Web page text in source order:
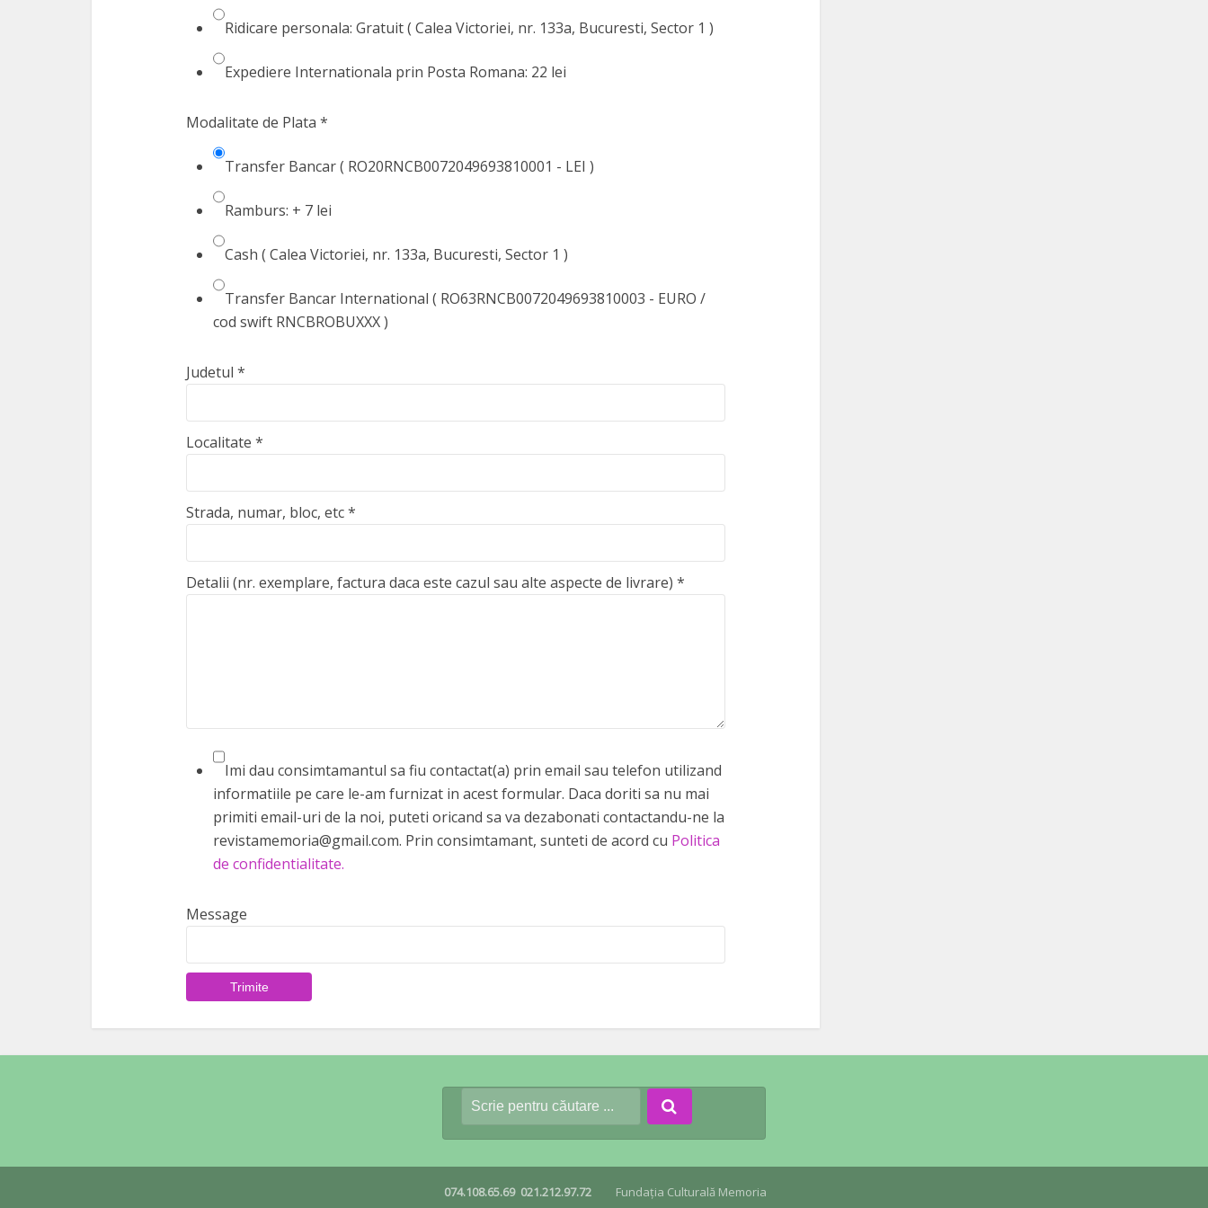
Ridicare personala: Gratuit ( Calea Victoriei, nr. 133a, Bucuresti, Sector 1 )
Expediere Internationala prin Posta Romana: 22 lei
Modalitate de Plata *
Transfer Bancar ( RO20RNCB0072049693810001 - LEI )
Ramburs: + 7 lei
Cash ( Calea Victoriei, nr. 133a, Bucuresti, Sector 1 )
Transfer Bancar International ( RO63RNCB0072049693810003 - EURO /
cod swift RNCBROBUXXX )
Judetul *
Localitate *
Strada, numar, bloc, etc*
Detalii (nr. exemplare, factura daca este cazul sau alte aspecte de livrare) *
Imi dau consimtamantul sa fiu contactat(a) prin email sau telefon utilizand
informatiile pe care le-am furnizat in acest formular. Daca doriti sa nu mai
primiti email-uri de la noi, puteti oricand sa va dezabonati contactandu-ne la
revistamemoria@gmail.com. Prin consimtamant, sunteti de acord cu Politica
de confidentialitate.
Message
Trimite
074.108.65.69 021.212.97.72 Fundația Culturală Memoria